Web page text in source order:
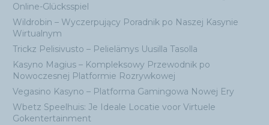
Online-Glücksspiel
Wildrobin – Wyczerpujący Poradnik po Naszej Kasynie
Wirtualnym
Trickz Pelisivusto – Pelielämys Uusilla Tasolla
Kasyno Magius – Kompleksowy Przewodnik po
Nowoczesnej Platformie Rozrywkowej
Vegasino Kasyno – Platforma Gamingowa Nowej Ery
Wbetz Speelhuis: Je Ideale Locatie voor Virtuele
Gokentertainment